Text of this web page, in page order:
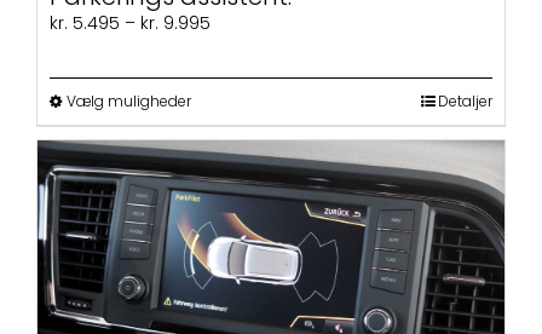
kr. 5.495 – kr. 9.995
Vælg mulighederDette
vare
har
flere
varianter.
Mulighederne
kan
vælges
på
varesiden
Detaljer